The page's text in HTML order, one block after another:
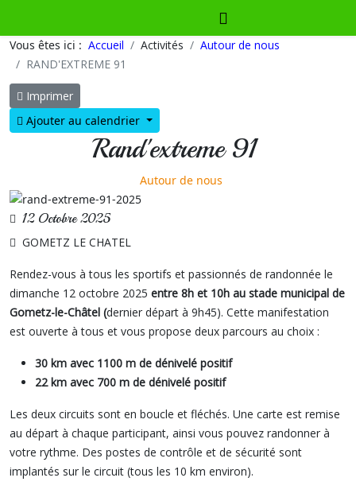
Vous êtes ici : Accueil Activités
Autour de nous
RAND'EXTREME 91
Imprimer
Ajouter au calendrier
Rand'extreme 91
Autour de nous
12 Octobre 2025
GOMETZ LE CHATEL
Rendez-vous à tous les sportifs et passionnés de randonnée le
dimanche 12 octobre 2025 entre 8h et 10h au stade municipal de
Gometz-le-Châtel (dernier départ à 9h45). Cette manifestation
est ouverte à tous et vous propose deux parcours au choix :
30 km avec 1100 m de dénivelé positif
22 km avec 700 m de dénivelé positif
Les deux circuits sont en boucle et fléchés. Une carte est remise
au départ à chaque participant, ainsi vous pouvez randonner à
votre rythme. Des postes de contrôle et de sécurité sont
implantés sur le circuit (tous les 10 km environ).